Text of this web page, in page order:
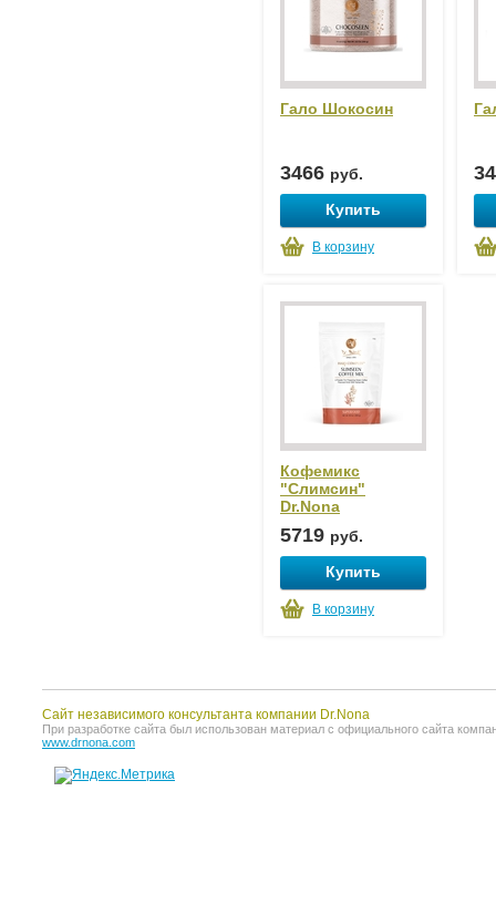
Гало Шокосин
3466 руб.
Купить
В корзину
Кофемикс
"Слимсин"
Dr.Nona
5719 руб.
Купить
В корзину
Сайт независимого консультанта компании Dr.Nona
При разработке сайта был использован материал с официального сайта
www.drnona.com